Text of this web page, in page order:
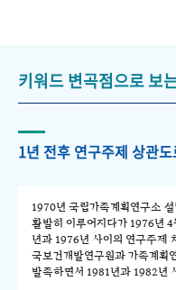
키워드 변곡점으로 보
1년 전후 연구주제 상관
1970년 국립가족계획연구소
활발히 이루어지다가 1976년
년과 1976년 사이의 연구주제
국보건개발연구원과 가족계획
발족하면서 1981년과 1982년